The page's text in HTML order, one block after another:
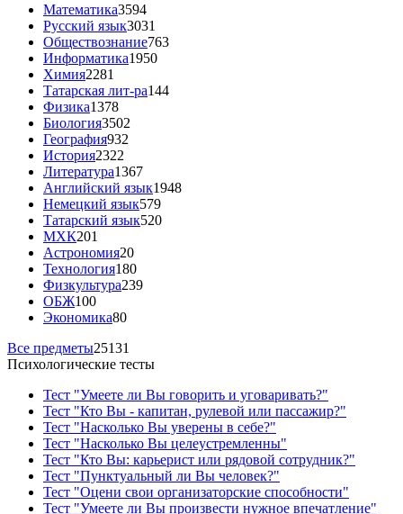
Математика3594
Русский язык3031
Обществознание763
Информатика1950
Химия2281
Татарская лит-ра144
Физика1378
Биология3502
География932
История2322
Литература1367
Английский язык1948
Немецкий язык579
Татарский язык520
МХК201
Астрономия20
Технология180
Физкультура239
ОБЖ100
Экономика80
Все предметы25131
Психологические тесты
Тест "Умеете ли Вы говорить и уговаривать?"
Тест "Кто Вы - капитан, рулевой или пассажир?"
Тест "Насколько Вы уверены в себе?"
Тест "Насколько Вы целеустремленны"
Тест "Кто Вы: карьерист или рядовой сотрудник?"
Тест "Пунктуальный ли Вы человек?"
Тест "Оцени свои организаторские способности"
Тест "Умеете ли Вы произвести нужное впечатление"